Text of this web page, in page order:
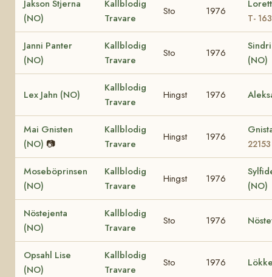
Jakson Stjerna
(NO)
Kallblodig
Travare
Sto 1976
T-
Janni Panter
(NO)
Kallblodig
Travare
Sto 1976
(NO)
Lex Jahn (NO)
Kallblodig
Travare
Hingst 1976
Mai Gnisten
(NO) 📷
Kallblodig
Travare
Hingst 1976
22153
Moseböprinsen
(NO)
Kallblodig
Travare
Hingst 1976
(NO)
Nöstejenta
(NO)
Kallblodig
Travare
Sto 1976
Opsahl Lise
(NO)
Kallblodig
Travare
Sto 1976